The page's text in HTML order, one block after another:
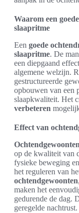
Waarom een
slaapritme
Een goede
slaapritme. De
een diepgaand
algemene welzijn.
gestructureerde
opbouwen van een
slaapkwaliteit. Het
verbeteren
Effect van
Ochtendgewoonten
op de kwaliteit van
fysieke beweging
het reguleren van
ochtendgewoonten
maken het
gedurende de dag.
geregelde nachtrust.